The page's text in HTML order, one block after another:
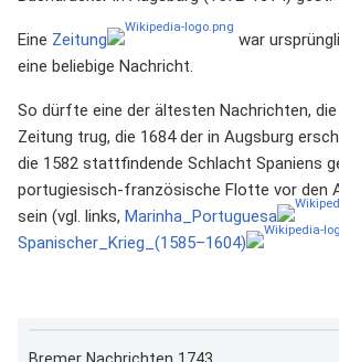
Eine Zeitung
war
eine beliebige Nachricht.
So dürfte eine der ältesten Nachrichten,
Zeitung trug, die 1684 der in Augsburg
die 1582 stattfindende Schlacht Spaniens
portugiesisch-französische Flotte vor den
sein (vgl. links, Marinha_Portuguesa
Spanischer_Krieg_(1585–1604)
Bremer Nachrichten 1743